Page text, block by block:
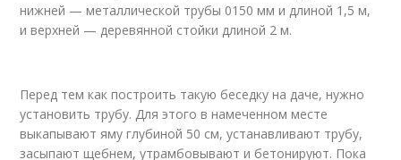
нижней — металлической трубы 0150 мм и длиной 1,5 м,
и верхней — деревянной стойки длиной 2 м.
Перед тем как построить такую беседку на даче, нужно
установить трубу. Для этого в намеченном месте
выкапывают яму глубиной 50 см, устанавливают трубу,
засыпают щебнем, утрамбовывают и бетонируют. Пока